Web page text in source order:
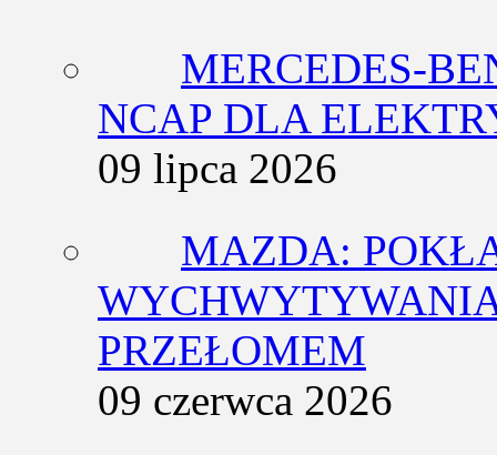
MERCEDES-
NCAP DLA
09 lipca 2026
MAZDA:
PRZEŁOMEM
09 czerwca 2026